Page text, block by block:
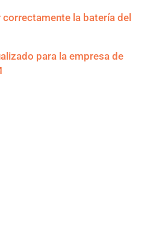
correctamente la batería del
para la empresa de